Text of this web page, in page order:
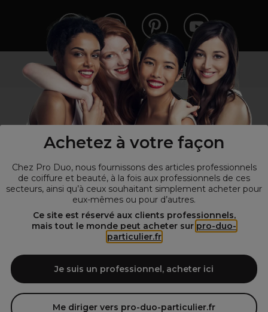
Achetez à votre façon
Chez Pro Duo, nous fournissons des articles professionnels
de coiffure et beauté, à la fois aux professionnels de ces
secteurs, ainsi qu’à ceux souhaitant simplement acheter pour
eux-mêmes ou pour d’autres.
Ce site est réservé aux clients professionnels,
mais tout le monde peut acheter sur pro-duo-
particulier.fr
Je suis un professionnel, acheter ici
Me diriger vers pro-duo-particulier.fr
Vous n’êtes pas un professionnel ?
Visitez notre site pour les particuliers!
Spécialiste de la coiffure et de la beauté, nous vous proposons une
large sélection de produits professionnels pour la coiffure et
Duo le fournisseur incontournable des salons de coiffure et instituts
de beauté! Notre gamme de produits s’adresse également à tous ceux
qui sont à la recherche de produits et d'accessoires de coiffure et de
matériel esthétique de qualité.